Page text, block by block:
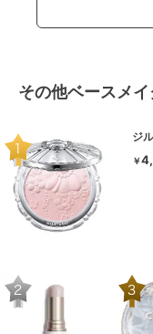
その他ベースメ
ジ
￥